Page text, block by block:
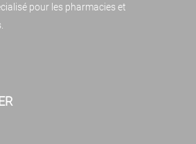
pour les pharmacies et